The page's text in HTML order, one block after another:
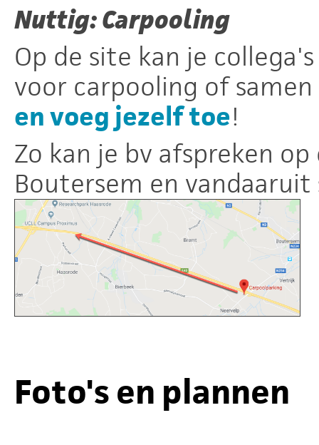
Nuttig: Carpooling
Op de site kan je
voor carpooling of
en voeg jezelf toe!
Zo kan je bv afspreken
Boutersem en
Foto's en plannen